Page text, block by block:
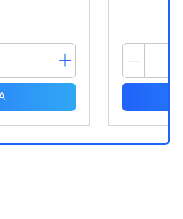
DO KOSZYKA